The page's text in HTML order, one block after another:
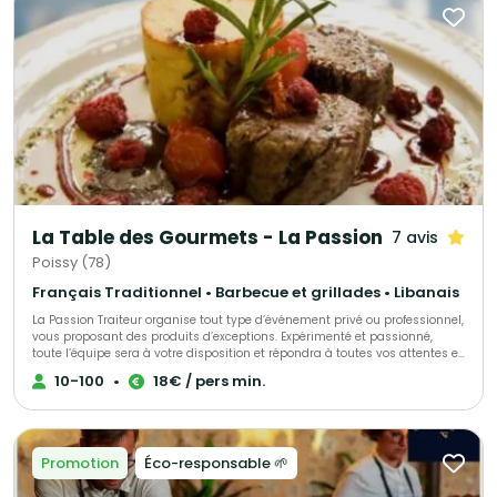
La Table des Gourmets - La Passion 7 avis
Poissy (78)
Français Traditionnel • Barbecue et grillades • Libanais
La Passion Traiteur organise tout type d’événement privé ou professionnel,
vous proposant des produits d’exceptions. Expérimenté et passionné,
toute l’équipe sera à votre disposition et répondra à toutes vos attentes et
envies, en s’adaptant à vos exigences. Tout est personnalisable. Nous
travaillons non-stop, tous les jours de la semaine et nous nous
10-100 • 18€ / pers min.
Promotion Éco-responsable 🌱